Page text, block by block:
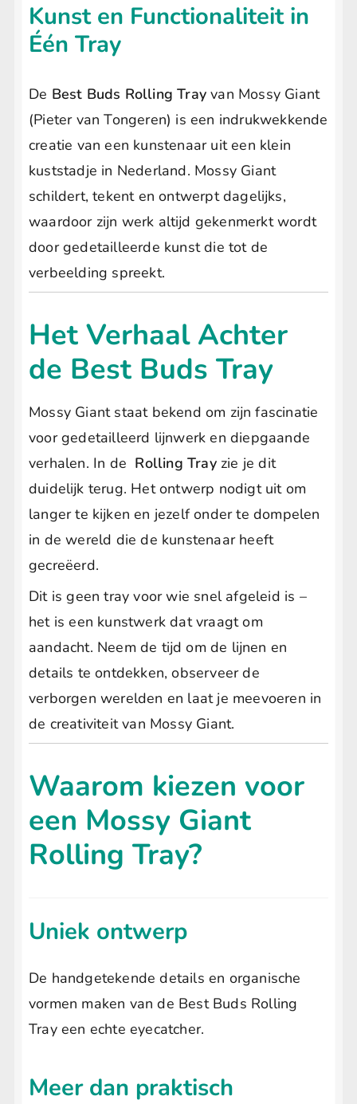
B
e
s
t
B
u
d
s
R
o
l
l
i
n
g
T
r
a
y
–
1
8
L
Kunst en Functionaliteit in
Één Tray
De Best Buds Rolling Tray van Mossy Giant
(Pieter van Tongeren) is een indrukwekkende
creatie van een kunstenaar uit een klein
kuststadje in Nederland. Mossy Giant
schildert, tekent en ontwerpt dagelijks,
waardoor zijn werk altijd gekenmerkt wordt
door gedetailleerde kunst die tot de
verbeelding spreekt.
Het Verhaal Achter
de Best Buds Tray
Mossy Giant staat bekend om zijn fascinatie
voor gedetailleerd lijnwerk en diepgaande
verhalen. In de Rolling Trayzie je dit
duidelijk terug. Het ontwerp nodigt uit om
langer te kijken en jezelf onder te dompelen
in de wereld die de kunstenaar heeft
gecreëerd.
Dit is geen tray voor wie snel afgeleid is –
het is een kunstwerk dat vraagt om
aandacht. Neem de tijd om de lijnen en
details te ontdekken, observeer de
verborgen werelden en laat je meevoeren in
de creativiteit van Mossy Giant.
Waarom kiezen voor
een Mossy Giant
Rolling Tray?
Uniek ontwerp
De handgetekende details en organische
vormen maken van de Best Buds Rolling
Tray een echte eyecatcher.
Meer dan praktisch